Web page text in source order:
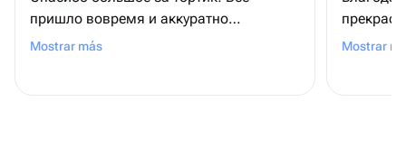
пришло вовремя и аккуратно
упаковано! Продавец очень
Mostrar más Mostrar